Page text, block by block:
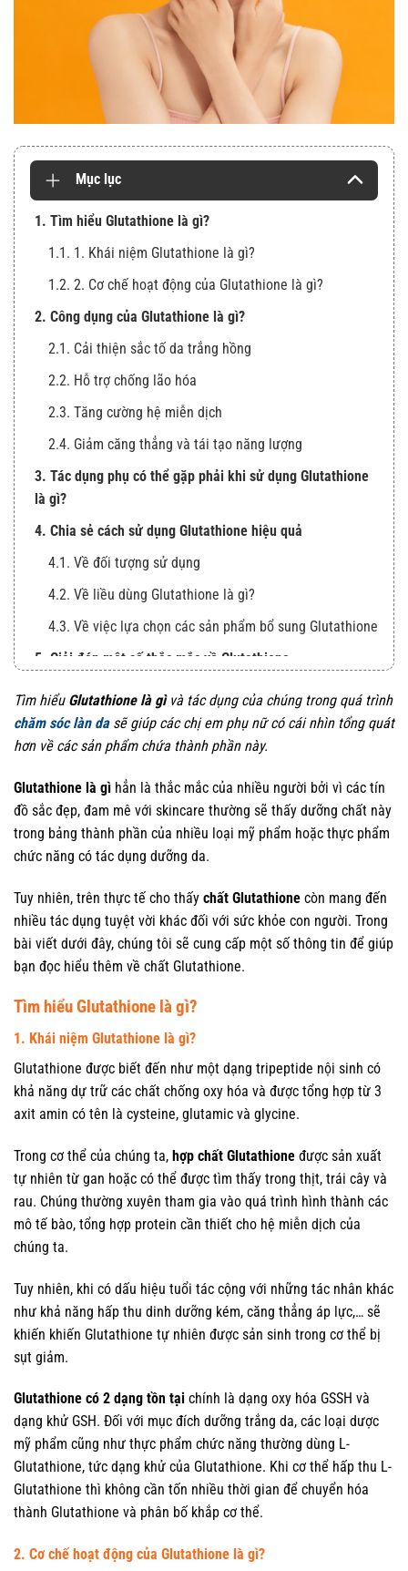
Mục lục
1. Tìm hiểu Glutathione là gì?
1.1. 1. Khái niệm Glutathione là gì?
1.2. 2. Cơ chế hoạt động của Glutathione là gì?
2. Công dụng của Glutathione là gì?
2.1. Cải thiện sắc tố da trắng hồng
2.2. Hỗ trợ chống lão hóa
2.3. Tăng cường hệ miễn dịch
2.4. Giảm căng thẳng và tái tạo năng lượng
3. Tác dụng phụ có thể gặp phải khi sử dụng Glutathione
là gì?
4. Chia sẻ cách sử dụng Glutathione hiệu quả
4.1. Về đối tượng sử dụng
4.2. Về liều dùng Glutathione là gì?
4.3. Về việc lựa chọn các sản phẩm bổ sung Glutathione
5. Giải đáp một số thắc mắc về Glutathione
6. Kết luận
Tìm hiểu Glutathione là gì và tác dụng của chúng trong quá trình
chăm sóc làn dasẽ giúp các chị em phụ nữ có cái nhìn tổng quát
hơn về các sản phẩm chứa thành phần này.
Glutathione là gì hẳn là thắc mắc của nhiều người bởi vì các tín
đồ sắc đẹp, đam mê với skincare thường sẽ thấy dưỡng chất này
trong bảng thành phần của nhiều loại mỹ phẩm hoặc thực phẩm
chức năng có tác dụng dưỡng da.
Tuy nhiên, trên thực tế cho thấy chất Glutathione còn mang đến
nhiều tác dụng tuyệt vời khác đối với sức khỏe con người. Trong
bài viết dưới đây, chúng tôi sẽ cung cấp một số thông tin để giúp
bạn đọc hiểu thêm về chất Glutathione.
Tìm hiểu Glutathione là gì?
1. Khái niệm Glutathione là gì?
Glutathione được biết đến như một dạng tripeptide nội sinh có
khả năng dự trữ các chất chống oxy hóa và được tổng hợp từ 3
axit amin có tên là cysteine, glutamic và glycine.
Trong cơ thể của chúng ta, hợp chất Glutathione được sản xuất
tự nhiên từ gan hoặc có thể được tìm thấy trong thịt, trái cây và
rau. Chúng thường xuyên tham gia vào quá trình hình thành các
mô tế bào, tổng hợp protein cần thiết cho hệ miễn dịch của
chúng ta.
Tuy nhiên, khi có dấu hiệu tuổi tác cộng với những tác nhân khác
như khả năng hấp thu dinh dưỡng kém, căng thẳng áp lực,… sẽ
khiến khiến Glutathione tự nhiên được sản sinh trong cơ thể bị
sụt giảm.
Glutathione có 2 dạng tồn tại chính là dạng oxy hóa GSSH và
dạng khử GSH. Đối với mục đích dưỡng trắng da, các loại dược
mỹ phẩm cũng như thực phẩm chức năng thường dùng L-
Glutathione, tức dạng khử của Glutathione. Khi cơ thể hấp thu L-
Glutathione thì không cần tốn nhiều thời gian để chuyển hóa
thành Glutathione và phân bố khắp cơ thể.
2. Cơ chế hoạt động của Glutathione là gì?